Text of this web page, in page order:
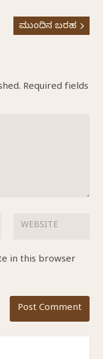
ಮುಂದಿನ ಬರಹ
Required fields
in this browser